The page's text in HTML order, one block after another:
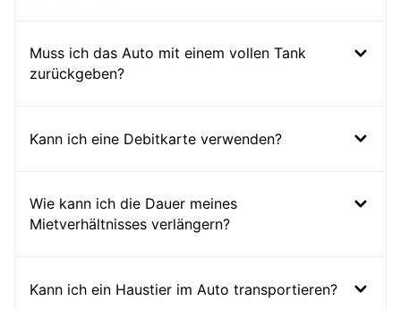
Muss ich das Auto mit einem vollen Tank
zurückgeben?
Kann ich eine Debitkarte verwenden?
Wie kann ich die Dauer meines
Mietverhältnisses verlängern?
Kann ich ein Haustier im Auto transportieren?